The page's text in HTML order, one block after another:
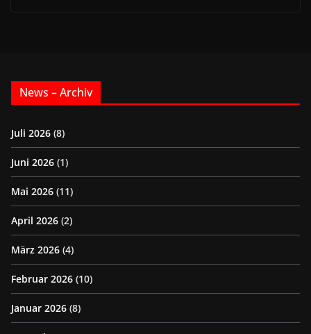
News – Archiv
Juli 2026 (8)
Juni 2026 (1)
Mai 2026 (11)
April 2026 (2)
März 2026 (4)
Februar 2026 (10)
Januar 2026 (8)